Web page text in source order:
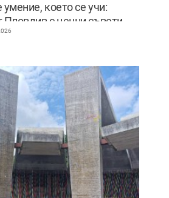
което се учи:
с ценни съвети